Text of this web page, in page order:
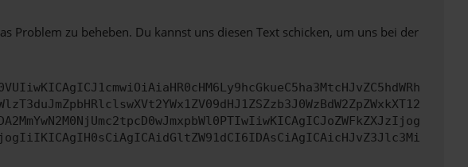
Problem zu beheben. Du kannst uns diesen Text schicken, um uns bei der